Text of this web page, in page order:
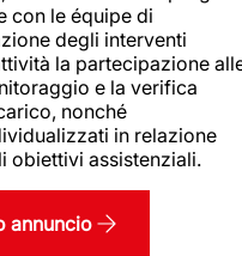
con le équipe di
degli interventi
la partecipazione
e la verifica
nonché
in relazione
obiettivi assistenziali.
annuncio